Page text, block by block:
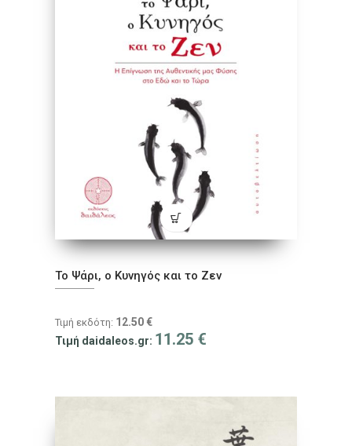
Το Ψάρι, ο Κυνηγός και το Ζεν
Τιμή εκδότη: 12.50 €
Τιμή daidaleos.gr: 11.25 €